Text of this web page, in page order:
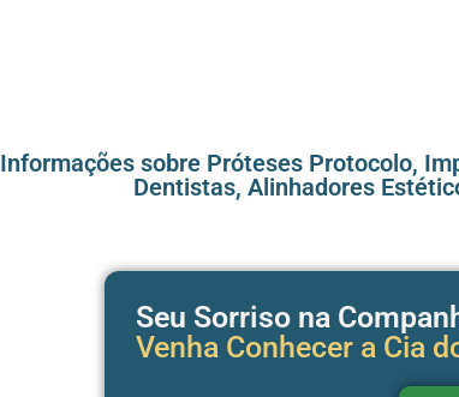
Informações sobre Próteses Protocolo,
Dentistas, Alinhadores
Seu Sorriso na
Venha Conhecer a Cia